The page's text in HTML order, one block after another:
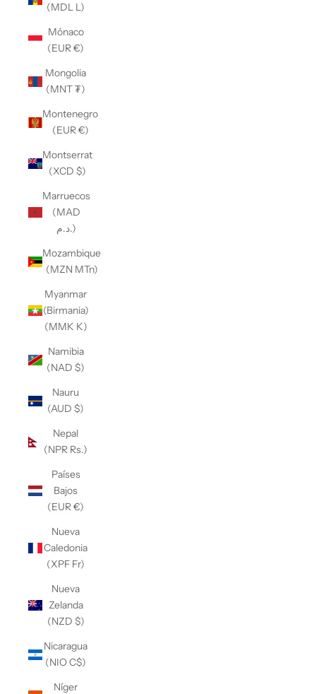
(MDL L)
Mónaco
(EUR €)
Mongolia
(MNT ₮)
Montenegro
(EUR €)
Montserrat
(XCD $)
Marruecos
(MAD
د.م.)
Mozambique
(MZN MTn)
Myanmar
(Birmania)
(MMK K)
Namibia
(NAD $)
Nauru
(AUD $)
Nepal
(NPR Rs.)
Países
Bajos
(EUR €)
Nueva
Caledonia
(XPF Fr)
Nueva
Zelanda
(NZD $)
Nicaragua
(NIO C$)
Níger